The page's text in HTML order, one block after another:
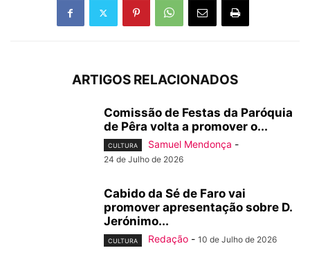
ARTIGOS RELACIONADOS
Comissão de Festas da Paróquia
de Pêra volta a promover o...
CULTURA Samuel Mendonça -
24 de Julho de 2026
Cabido da Sé de Faro vai
promover apresentação sobre D.
Jerónimo...
CULTURA Redação - 10 de Julho de 2026